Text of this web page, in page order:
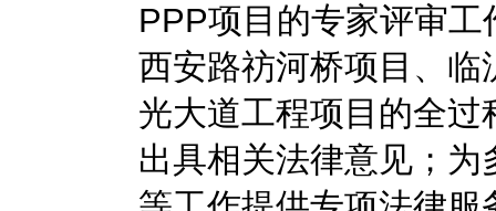
PPP项目的专家评审
西安路祊河桥项目、
光大道工程项目的全
出具相关法律意见；